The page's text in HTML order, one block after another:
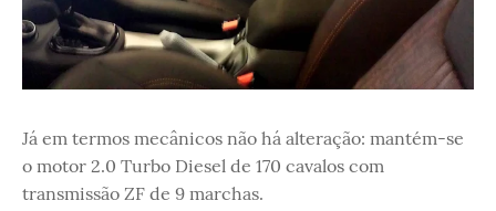
Já em termos mecânicos não há alteração: mantém-se
o motor 2.0 Turbo Diesel de 170 cavalos com
transmissão ZF de 9 marchas.